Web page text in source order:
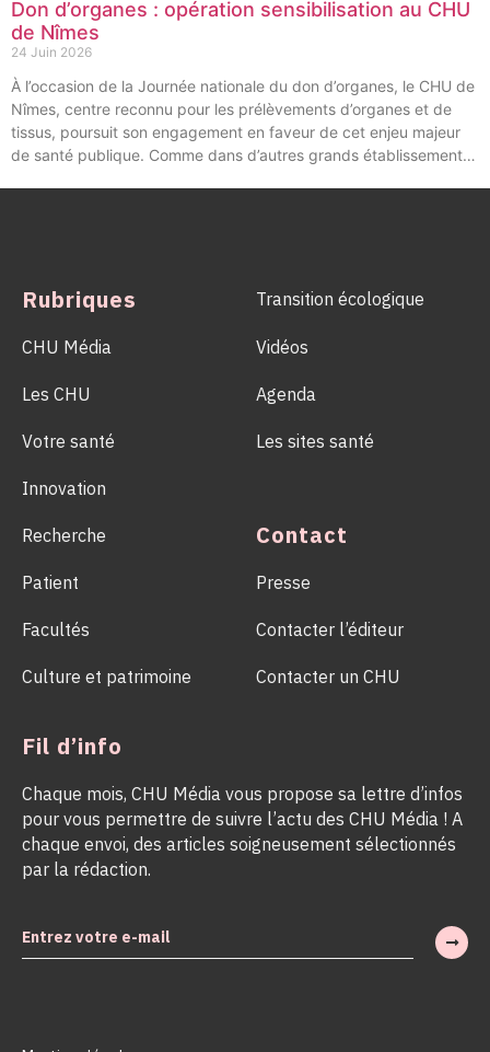
Don d’organes : opération sensibilisation au CHU
de Nîmes
24 Juin 2026
À l’occasion de la Journée nationale du don d’organes, le CHU de
Nîmes, centre reconnu pour les prélèvements d’organes et de
tissus, poursuit son engagement en faveur de cet enjeu majeur
de santé publique. Comme dans d’autres grands établissements
Rubriques
CHU Média
Les CHU
Votre santé
Innovation
Recherche
Patient
Facultés
Culture et patrimoine
Transition écologique
Vidéos
Agenda
Les sites santé
Contact
Presse
Contacter l’éditeur
Contacter un CHU
Fil d’info
Chaque mois, CHU Média vous propose sa lettre d’infos
pour vous permettre de suivre l’actu des CHU Média ! A
chaque envoi, des articles soigneusement sélectionnés
par la rédaction.